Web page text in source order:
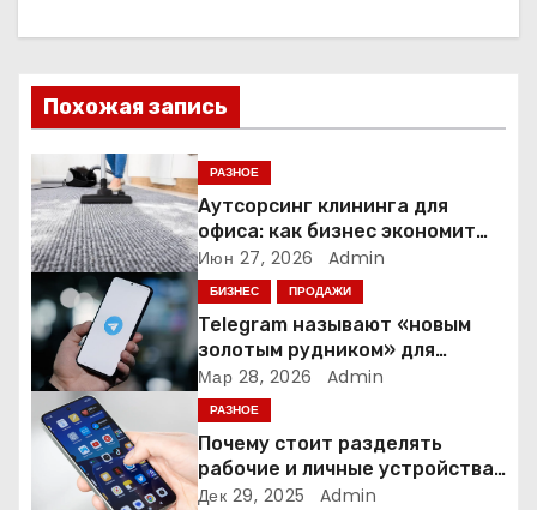
ц
и
я
п
о
з
а
п
и
Похожая запись
РАЗНОЕ
Аутсорсинг клининга для
офиса: как бизнес экономит
время и деньги на уборке
Июн 27, 2026 Admin
БИЗНЕС ПРОДАЖИ
Telegram называют «новым
золотым рудником» для
креаторов: как блогеры
создают онлайн-бизнес
Мар 28, 2026 Admin
РАЗНОЕ
Почему стоит разделять
рабочие и личные устройства
— и чем опасно всё смешивать
Дек 29, 2025 Admin